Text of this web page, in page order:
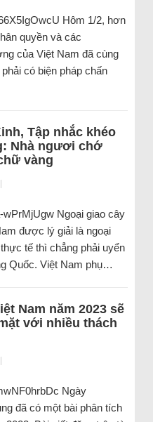
Hôm 1/2, hơn
quyền và các
của Việt Nam đã cùng
có biện pháp chấn
Tập nhắc khéo
Nhà ngươi chớ
vàng
|
Ngoại giao cây
được lý giải là ngoại
tế thì chẳng phải uyển
Quốc. Việt Nam phụ…
Nam năm 2023 sẽ
với nhiều thách
|
Ngày
đã có một bài phân tích